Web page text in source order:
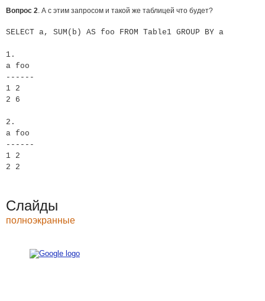
Вопрос 2 . А с этим запросом и такой же таблицей что будет?
SELECT a, SUM(b) AS foo FROM Table1 GROUP BY a
1.
a foo
------
1 2
2 6
2.
a foo
------
1 2
2 2
Слайды
полноэкранные